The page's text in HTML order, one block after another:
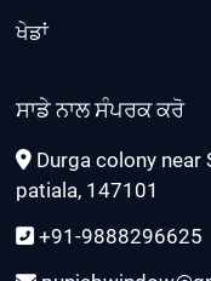
ਖੇਡਾਂ
ਸਾਡੇ ਨਾਲ ਸੰਪਰਕ ਕਰੋ
Durga colony near
patiala, 147101
+91-9888296625